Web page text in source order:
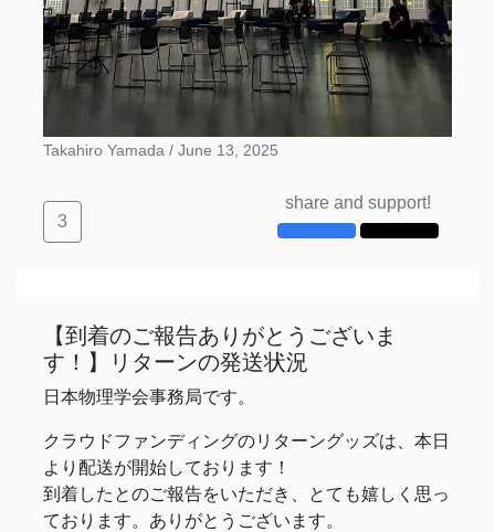
Takahiro Yamada / June 13, 2025
3
share and support!
【到着のご報告ありがとうございま
す！】リターンの発送状況
日本物理学会事務局です。
クラウドファンディングのリターングッズは、本日
より配送が開始しております！
到着したとのご報告をいただき、とても嬉しく思っ
ております。ありがとうございます。